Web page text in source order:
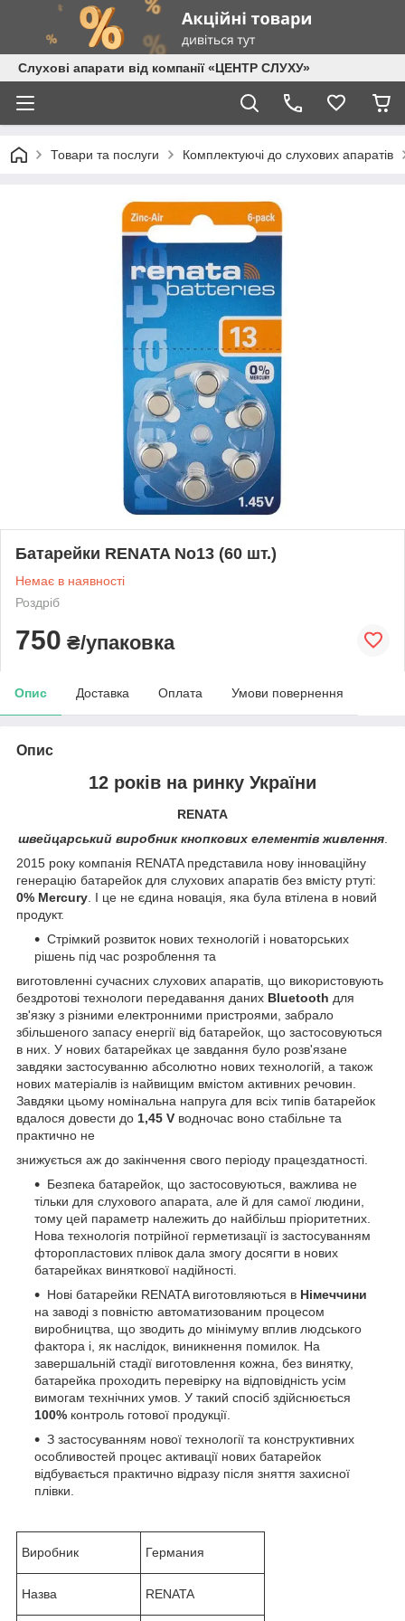
Слухові апарати від компанії «ЦЕНТР СЛУХУ»
Товари та послуги Комплектуючі до слухових апаратів
Батарейки RENATA No13 (60 шт.)
Немає в наявності
Роздріб
750 ₴/упаковка
Опис Доставка Оплата Умови повернення
Опис
12 років на ринку України
RENATA
швейцарський виробник кнопкових елементів живлення.
2015 року компанія RENATA представила нову інноваційну
генерацію батарейок для слухових апаратів без вмісту ртуті:
0% Mercury. І це не єдина новація, яка була втілена в новий
продукт.
Стрімкий розвиток нових технологій і новаторських
рішень під час розроблення та
виготовленні сучасних слухових апаратів, що використовують
бездротові технологи передавання даних Bluetooth для
зв'язку з різними електронними пристроями, забрало
збільшеного запасу енергії від батарейок, що застосовуються
в них. У нових батарейках це завдання було розв'язане
завдяки застосуванню абсолютно нових технологій, а також
нових матеріалів із найвищим вмістом активних речовин.
Завдяки цьому номінальна напруга для всіх типів батарейок
вдалося довести до 1,45 V водночас воно стабільне та
практично не
знижується аж до закінчення свого періоду працездатності.
Безпека батарейок, що застосовуються, важлива не
тільки для слухового апарата, але й для самої людини,
тому цей параметр належить до найбільш пріоритетних.
Нова технологія потрійної герметизації із застосуванням
фторопластових плівок дала змогу досягти в нових
батарейках виняткової надійності.
Нові батарейки RENATA виготовляються в Німеччини
на заводі з повністю автоматизованим процесом
виробництва, що зводить до мінімуму вплив людського
фактора і, як наслідок, виникнення помилок. На
завершальній стадії виготовлення кожна, без винятку,
батарейка проходить перевірку на відповідність усім
вимогам технічних умов. У такий спосіб здійснюється
100% контроль готової продукції.
З застосуванням нової технології та конструктивних
особливостей процес активації нових батарейок
відбувається практично відразу після зняття захисної
плівки.
Виробник Германия
Назва RENATA